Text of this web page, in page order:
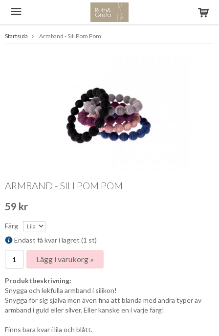
Startsida Armband - Sili Pom Pom
ARMBAND - SILI POM POM
59 kr
Färg
Endast få kvar i lagret (1 st)
Lägg i varukorg »
Produktbeskrivning:
Snygga och lekfulla armband i silikon!
Snygga för sig själva men även fina att blanda med andra typer av
armband i guld eller silver. Eller kanske en i varje färg!
Finns bara kvar i lila och blått.